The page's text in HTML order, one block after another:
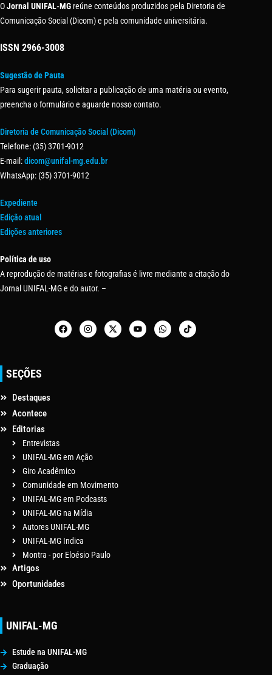
OJornal UNIFAL-MG reúne conteúdos produzidos pela Diretoria de
Comunicação Social (Dicom) e pela comunidade universitária.
ISSN 2966-3008
Sugestão de Pauta
Para sugerir pauta, solicitar a publicação de uma matéria ou evento,
preencha o formulário e aguarde nosso contato.
Diretoria de Comunicação Social (Dicom)
Telefone: (35) 3701-9012
E-mail:dicom@unifal-mg.edu.br
WhatsApp: (35) 3701-9012
Expediente
Edição atual
Edições anteriores
Política de uso
A reprodução de matérias e fotografias é livre mediante a citação do
Jornal UNIFAL-MG e do autor. –
SEÇÕES
Destaques
Acontece
Editorias
Entrevistas
UNIFAL-MG em Ação
Giro Acadêmico
Comunidade em Movimento
UNIFAL-MG em Podcasts
UNIFAL-MG na Mídia
Autores UNIFAL-MG
UNIFAL-MG Indica
Montra - por Eloésio Paulo
Artigos
Oportunidades
UNIFAL-MG
Estude na UNIFAL-MG
Graduação